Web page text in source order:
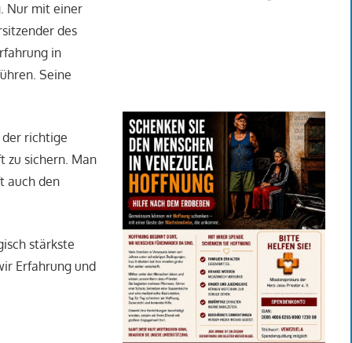
Nur mit einer
des
in
Seine
der richtige
zu sichern. Man
auch den
stärkste
Erfahrung und